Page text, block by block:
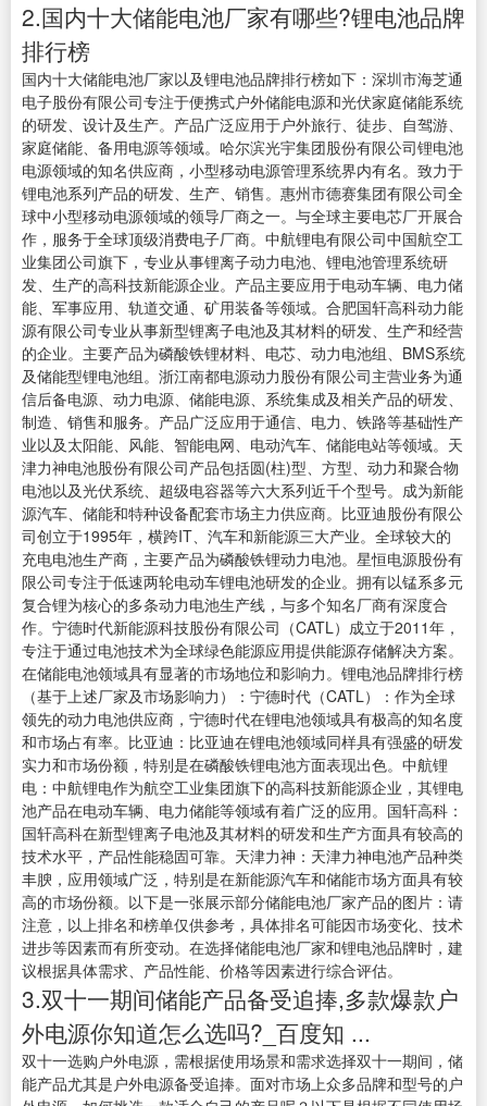
2.国内十大储能电池厂家有哪些?锂电池品牌
排行榜
国内十大储能电池厂家以及锂电池品牌排行榜如下：深圳市海芝通
电子股份有限公司专注于便携式户外储能电源和光伏家庭储能系统
的研发、设计及生产。产品广泛应用于户外旅行、徒步、自驾游、
家庭储能、备用电源等领域。哈尔滨光宇集团股份有限公司锂电池
电源领域的知名供应商，小型移动电源管理系统界内有名。致力于
锂电池系列产品的研发、生产、销售。惠州市德赛集团有限公司全
球中小型移动电源领域的领导厂商之一。与全球主要电芯厂开展合
作，服务于全球顶级消费电子厂商。中航锂电有限公司中国航空工
业集团公司旗下，专业从事锂离子动力电池、锂电池管理系统研
发、生产的高科技新能源企业。产品主要应用于电动车辆、电力储
能、军事应用、轨道交通、矿用装备等领域。合肥国轩高科动力能
源有限公司专业从事新型锂离子电池及其材料的研发、生产和经营
的企业。主要产品为磷酸铁锂材料、电芯、动力电池组、BMS系统
及储能型锂电池组。浙江南都电源动力股份有限公司主营业务为通
信后备电源、动力电源、储能电源、系统集成及相关产品的研发、
制造、销售和服务。产品广泛应用于通信、电力、铁路等基础性产
业以及太阳能、风能、智能电网、电动汽车、储能电站等领域。天
津力神电池股份有限公司产品包括圆(柱)型、方型、动力和聚合物
电池以及光伏系统、超级电容器等六大系列近千个型号。成为新能
源汽车、储能和特种设备配套市场主力供应商。比亚迪股份有限公
司创立于1995年，横跨IT、汽车和新能源三大产业。全球较大的
充电电池生产商，主要产品为磷酸铁锂动力电池。星恒电源股份有
限公司专注于低速两轮电动车锂电池研发的企业。拥有以锰系多元
复合锂为核心的多条动力电池生产线，与多个知名厂商有深度合
作。宁德时代新能源科技股份有限公司（CATL）成立于2011年，
专注于通过电池技术为全球绿色能源应用提供能源存储解决方案。
在储能电池领域具有显著的市场地位和影响力。锂电池品牌排行榜
（基于上述厂家及市场影响力）：宁德时代（CATL）：作为全球
领先的动力电池供应商，宁德时代在锂电池领域具有极高的知名度
和市场占有率。比亚迪：比亚迪在锂电池领域同样具有强盛的研发
实力和市场份额，特别是在磷酸铁锂电池方面表现出色。中航锂
电：中航锂电作为航空工业集团旗下的高科技新能源企业，其锂电
池产品在电动车辆、电力储能等领域有着广泛的应用。国轩高科：
国轩高科在新型锂离子电池及其材料的研发和生产方面具有较高的
技术水平，产品性能稳固可靠。天津力神：天津力神电池产品种类
丰腴，应用领域广泛，特别是在新能源汽车和储能市场方面具有较
高的市场份额。以下是一张展示部分储能电池厂家产品的图片：请
注意，以上排名和榜单仅供参考，具体排名可能因市场变化、技术
进步等因素而有所变动。在选择储能电池厂家和锂电池品牌时，建
议根据具体需求、产品性能、价格等因素进行综合评估。
3.双十一期间储能产品备受追捧,多款爆款户
外电源你知道怎么选吗?_百度知 ...
双十一选购户外电源，需根据使用场景和需求选择双十一期间，储
能产品尤其是户外电源备受追捧。面对市场上众多品牌和型号的户